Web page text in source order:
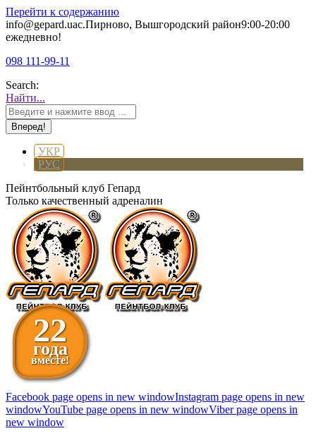
Перейти к содержанию
info@gepard.uaс.Пирново, Вышгородский район9:00-20:00
ежедневно!
098 111-99-11
Search:
Найти...
УКР
РУС
Пейнтбольный клуб Гепард
Только качественный адреналин
22
года
вместе!
Facebook page opens in new windowInstagram page opens in new
windowYouTube page opens in new windowViber page opens in
new window